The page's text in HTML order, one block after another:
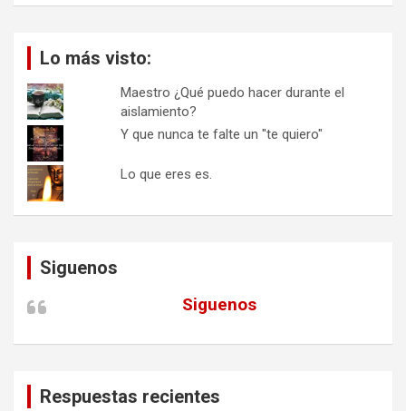
Lo más visto:
Maestro ¿Qué puedo hacer durante el
aislamiento?
Y que nunca te falte un "te quiero"
Lo que eres es.
Siguenos
Siguenos
Respuestas recientes